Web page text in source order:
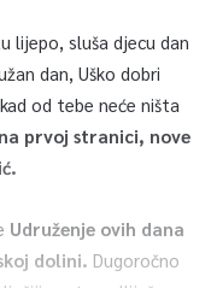
lijepo, sluša djecu dan
dan, Uško dobri
od tebe neće ništa
na prvoj stranici, nove
Udruženje ovih dana
dolini. Dugoročno